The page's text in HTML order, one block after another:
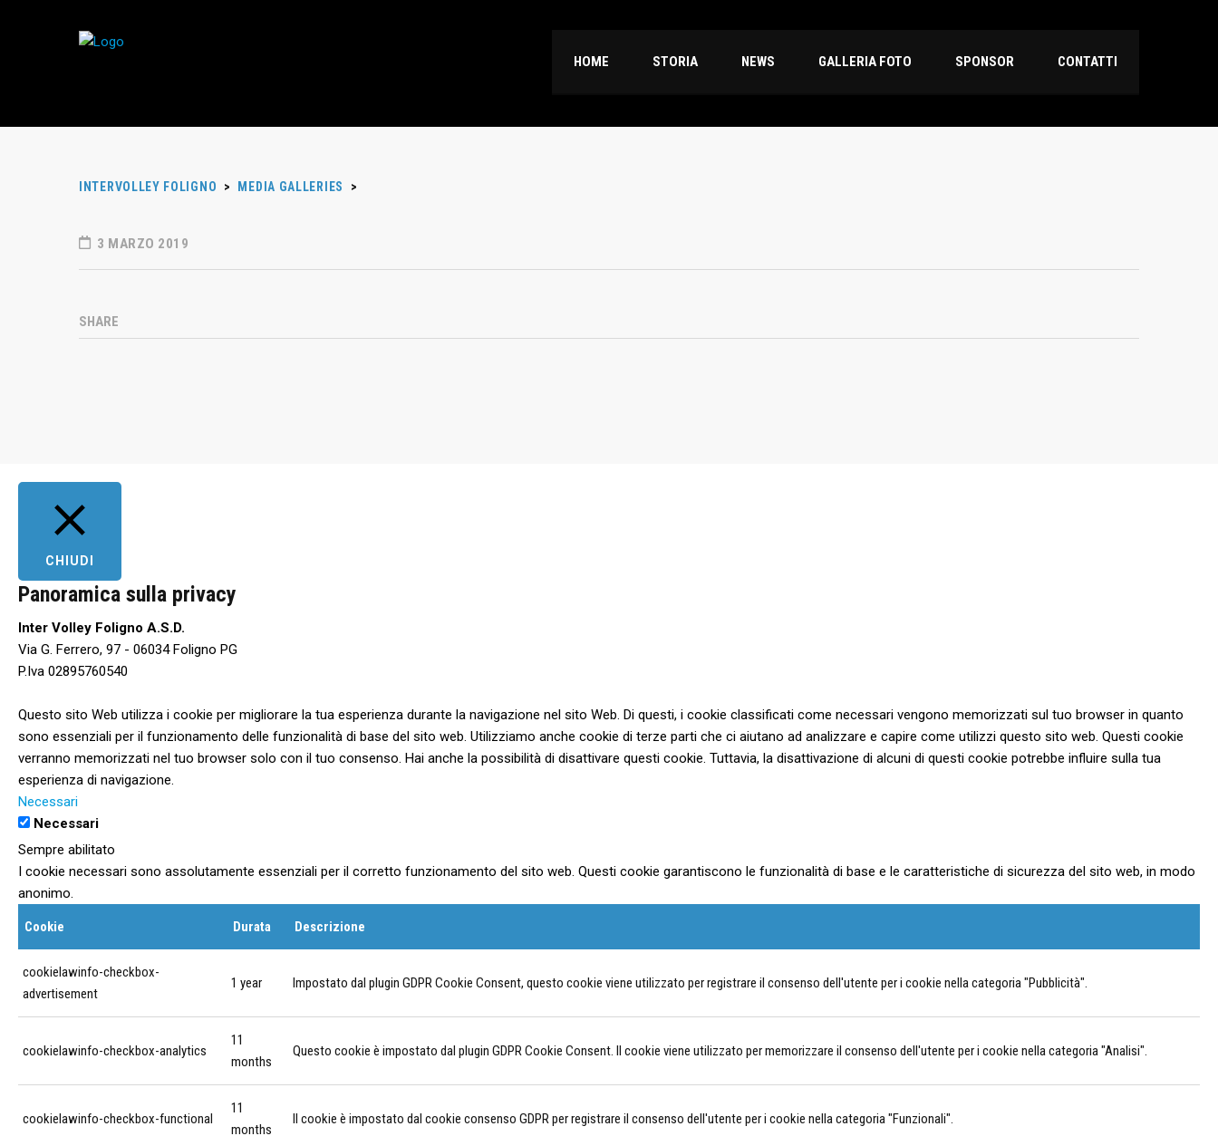
HOME STORIA NEWS GALLERIA FOTO SPONSOR CONTATTI
INTERVOLLEY FOLIGNO > MEDIA GALLERIES >
3 MARZO 2019
SHARE
CHIUDI
Panoramica sulla privacy
Inter Volley Foligno A.S.D.
Via G. Ferrero, 97 - 06034 Foligno PG
P.Iva 02895760540
Questo sito Web utilizza i cookie per migliorare la tua esperienza durante la navigazione nel sito Web. Di questi, i cookie classificati come necessari vengono memorizzati sul tuo browser in quanto
sono essenziali per il funzionamento delle funzionalità di base del sito web. Utilizziamo anche cookie di terze parti che ci aiutano ad analizzare e capire come utilizzi questo sito web. Questi cookie
verranno memorizzati nel tuo browser solo con il tuo consenso. Hai anche la possibilità di disattivare questi cookie. Tuttavia, la disattivazione di alcuni di questi cookie potrebbe influire sulla tua
esperienza di navigazione.
Necessari
Necessari
Sempre abilitato
I cookie necessari sono assolutamente essenziali per il corretto funzionamento del sito web. Questi cookie garantiscono le funzionalità di base e le caratteristiche di sicurezza del sito web, in modo
anonimo.
Cookie Durata Descrizione
cookielawinfo-checkbox-
advertisement
1 year Impostato dal plugin GDPR Cookie Consent, questo cookie viene utilizzato per registrare il consenso dell'utente per i cookie nella categoria "Pubblicità".
cookielawinfo-checkbox-analytics
11
months
Questo cookie è impostato dal plugin GDPR Cookie Consent. Il cookie viene utilizzato per memorizzare il consenso dell'utente per i cookie nella categoria "Analisi".
cookielawinfo-checkbox-functional
11
months
Il cookie è impostato dal cookie consenso GDPR per registrare il consenso dell'utente per i cookie nella categoria "Funzionali".